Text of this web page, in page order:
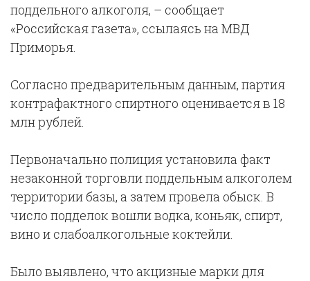
поддельного алкоголя, – сообщает
«Российская газета», ссылаясь на МВД
Приморья.
Согласно предварительным данным, партия
контрафактного спиртного оценивается в 18
млн рублей.
Первоначально полиция установила факт
незаконной торговли поддельным алкоголем
территории базы, а затем провела обыск. В
число подделок вошли водка, коньяк, спирт,
вино и слабоалкогольные коктейли.
Было выявлено, что акцизные марки для